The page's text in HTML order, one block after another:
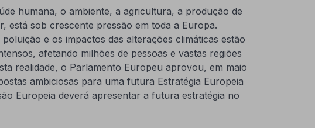
humana, o ambiente, a agricultura, a produção de
está sob crescente pressão em toda a Europa.
e os impactos das alterações climáticas estão
afetando milhões de pessoas e vastas regiões
realidade, o Parlamento Europeu aprovou, em maio
ambiciosas para uma futura Estratégia Europeia
Europeia deverá apresentar a futura estratégia no